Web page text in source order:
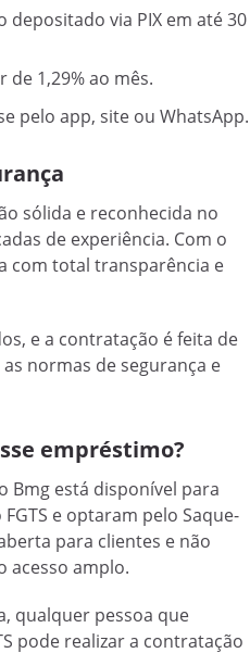
depositado via PIX em até 30
de 1,29% ao mês.
pelo app, site ou WhatsApp.
sólida e reconhecida no
de experiência. Com o
com total transparência e
e a contratação é feita de
normas de segurança e
empréstimo?
Bmg está disponível para
e optaram pelo Saque-
para clientes e não
acesso amplo.
qualquer pessoa que
pode realizar a contratação